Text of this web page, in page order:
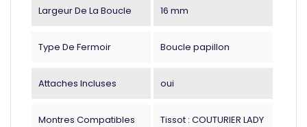
Largeur De La Boucle 16 mm
Type De Fermoir Boucle papillon
Attaches Incluses oui
Montres Compatibles Tissot : COUTURIER LADY